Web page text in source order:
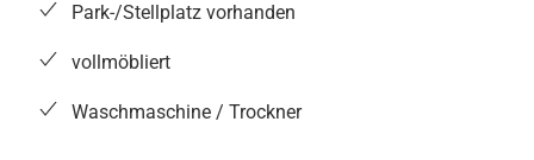
Park-/Stellplatz vorhanden
vollmöbliert
Waschmaschine / Trockner